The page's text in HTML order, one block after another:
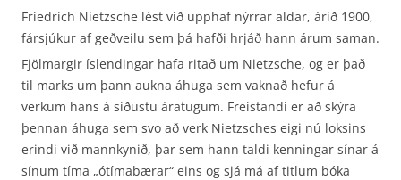
Friedrich Nietzsche lést við upphaf nýrrar aldar, árið 1900,
fársjúkur af geðveilu sem þá hafði hrjáð hann árum saman.
Fjölmargir íslendingar hafa ritað um Nietzsche, og er það
til marks um þann aukna áhuga sem vaknað hefur á
verkum hans á síðustu áratugum. Freistandi er að skýra
þennan áhuga sem svo að verk Nietzsches eigi nú loksins
erindi við mannkynið, þar sem hann taldi kenningar sínar á
sínum tíma „ótímabærar“ eins og sjá má af titlum bóka